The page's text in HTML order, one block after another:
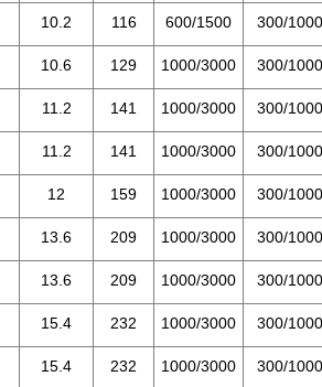
10.2 116 600/1500 300/1000
10.6 129 1000/3000 300/1000
11.2 141 1000/3000 300/1000
11.2 141 1000/3000 300/1000
12 159 1000/3000 300/1000
13.6 209 1000/3000 300/1000
13.6 209 1000/3000 300/1000
15.4 232 1000/3000 300/1000
15.4 232 1000/3000 300/1000